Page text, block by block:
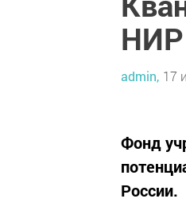
НИР
admin, 17
Фонд
России.